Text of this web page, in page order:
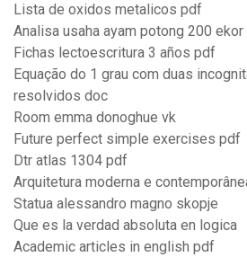
Lista de oxidos metalicos pdf
Analisa usaha ayam potong 200 ekor
Fichas lectoescritura 3 años pdf
Equação do 1 grau com duas
resolvidos doc
Room emma donoghue vk
Future perfect simple exercises pdf
Dtr atlas 1304 pdf
Arquitetura moderna e
Statua alessandro magno skopje
Que es la verdad absoluta en logica
Academic articles in english pdf